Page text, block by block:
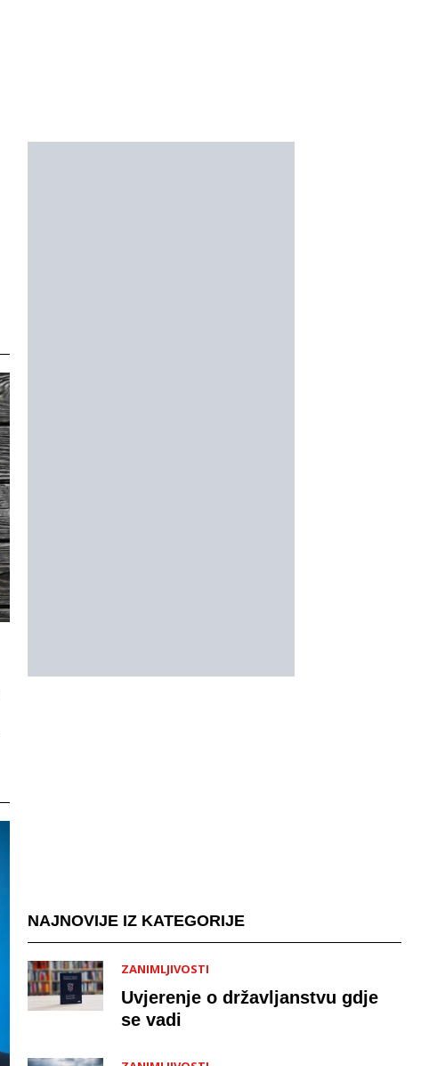
NAJNOVIJE IZ KATEGORIJE
ZANIMLJIVOSTI
Uvjerenje o državljanstvu gdje
se vadi